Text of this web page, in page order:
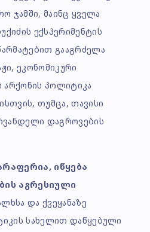
ჯამში, მაინც ყველა
ექსპერიმენტის
გააგრძელა
ეკონომიკური
არქონის პოლიტიკა
თუმცა, თავისი
დაგროვების
იწყება
აგრესიული
და ქვეყანაზე
სახელით დაწყებული